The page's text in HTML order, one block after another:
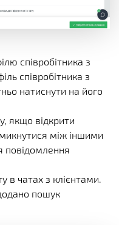
співробітника з
співробітника з
натиснути на його
якщо відкрити
між іншими
повідомлення
в чатах з клієнтами.
пошук